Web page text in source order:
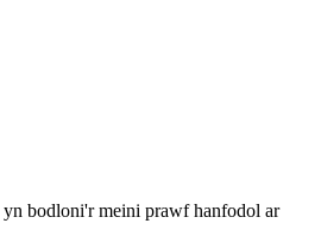
yn bodloni'r meini prawf hanfodol ar